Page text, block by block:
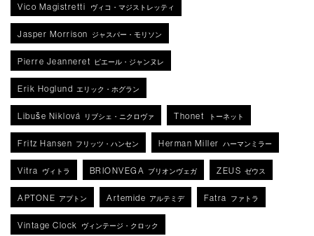
Vico Magistretti ヴィコ・マジストレッティ
Jasper Morrison ジャスパー・モリソン
Pierre Jeanneret ピエール・ジャンヌレ
Erik Hoglund エリック・ホグラン
Libuše Niklová リブシェ・ニクロヴァ Thonet トーネット
Fritz Hansen フリッツ・ハンセン Herman Miller ハーマンミラー
Vitra ヴィトラ BRIONVEGA ブリオンヴェガ ZEUS ゼウス
APTONE アプトン Artemide アルテミデ Fatra ファトラ
Vintage Clock ヴィンテージ・クロック